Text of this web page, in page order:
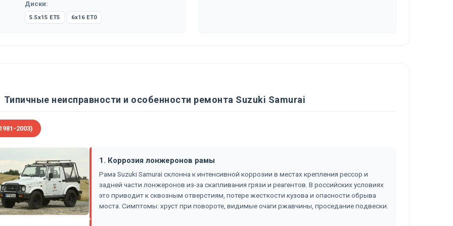
Диски:
5.5x15 ET5 6x16 ET0
Типичные неисправности и особенности ремонта Suzuki Samurai
2003)
1. Коррозия лонжеронов рамы
Рама Suzuki Samurai склонна к интенсивной коррозии в местах крепления рессор и
задней части лонжеронов из-за скапливания грязи и реагентов. В российских условиях
это приводит к сквозным отверстиям, потере жесткости кузова и опасности обрыва
моста. Симптомы: хруст при повороте, видимые очаги ржавчины, проседание подвески.